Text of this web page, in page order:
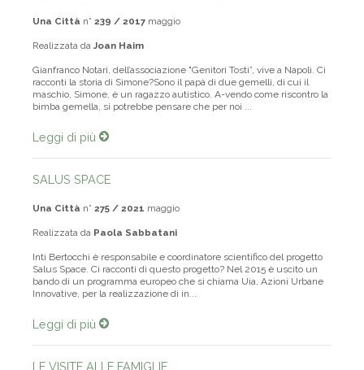
Una Città n° 239 / 2017 maggio
Realizzata da Joan Haim
Gianfranco Notari, dell’associazione "Genitori Tosti”, vive a Napoli. Ci
racconti la storia di Simone?Sono il papà di due gemelli, di cui il
maschio, Simone, è un ragazzo autistico. A-vendo come riscontro la
bimba gemella, si potrebbe pensare che per noi ...
Leggi di più
SALUS SPACE
Una Città n° 275 / 2021 maggio
Realizzata da Paola Sabbatani
Inti Bertocchi è responsabile e coordinatore scientifico del progetto
Salus Space. Ci racconti di questo progetto? Nel 2015 è uscito un
bando di un programma europeo che si chiama Uia, Azioni Urbane
Innovative, per la realizzazione di in...
Leggi di più
LE VISITE ALLE FAMIGLIE